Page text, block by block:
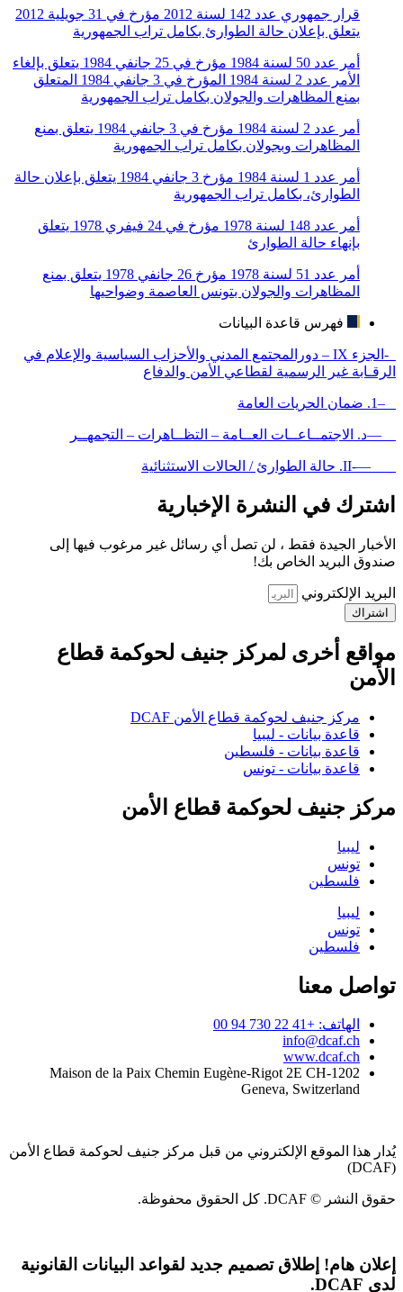
قرار جمهوري عدد 142 لسنة 2012 مؤرخ في 31 جويلية 2012
يتعلق بإعلان حالة الطوارئ بكامل تراب الجمهورية
أمر عدد 50 لسنة 1984 مؤرخ في 25 جانفي 1984 يتعلق بإلغاء
الأمر عدد 2 لسنة 1984 المؤرخ في 3 جانفي 1984 المتعلق
بمنع المظاهرات والجولان بكامل تراب الجمهورية
أمر عدد 2 لسنة 1984 مؤرخ في 3 جانفي 1984 يتعلق بمنع
المظاهرات وبجولان بكامل تراب الجمهورية
أمر عدد 1 لسنة 1984 مؤرخ 3 جانفي 1984 يتعلق بإعلان حالة
الطوارئ، بكامل تراب الجمهورية
أمر عدد 148 لسنة 1978 مؤرخ في 24 فيفري 1978 يتعلق
بإنهاء حالة الطوارئ
أمر عدد 51 لسنة 1978 مؤرخ 26 جانفي 1978 يتعلق بمنع
المظاهرات والجولان بتونس العاصمة وضواحيها
فهرس قاعدة البيانات
-الجزء IX – دورالمجتمع المدني والأحزاب السياسية والإعلام في
الرقـابة غير الرسمية لقطاعي الأمن والدفاع
–1. ضمان الحريات العامة
—د. الاجتمــاعــات العــامة – التظــاهرات – التجمهــر
—-II. حالة الطوارئ / الحالات الاستثنائية
اشترك في النشرة الإخبارية
الأخبار الجيدة فقط ، لن تصل أي رسائل غير مرغوب فيها إلى
صندوق البريد الخاص بك!
البريد الإلكتروني
اشتراك
مواقع أخرى لمركز جنيف لحوكمة قطاع
الأمن
مركز جنيف لحوكمة قطاع الأمن DCAF
قاعدة بيانات - ليبيا
قاعدة بيانات - فلسطين
قاعدة بيانات - تونس
مركز جنيف لحوكمة قطاع الأمن
ليبيا
تونس
فلسطين
ليبيا
تونس
فلسطين
تواصل معنا
الهاتف: +41 22 730 94 00
info@dcaf.ch
www.dcaf.ch
Maison de la Paix Chemin Eugène-Rigot 2E CH-1202
Geneva, Switzerland
يُدار هذا الموقع الإلكتروني من قبل مركز جنيف لحوكمة قطاع الأمن
(DCAF)
حقوق النشر © DCAF. كل الحقوق محفوظة.
إعلان هام! إطلاق تصميم جديد لقواعد البيانات القانونية
لدى DCAF.